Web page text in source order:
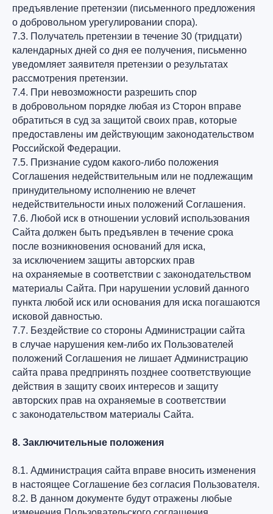
предъявление претензии (письменного предложения
о добровольном урегулировании спора).
7.3. Получатель претензии в течение 30 (тридцати)
календарных дней со дня ее получения, письменно
уведомляет заявителя претензии о результатах
рассмотрения претензии.
7.4. При невозможности разрешить спор
в добровольном порядке любая из Сторон вправе
обратиться в суд за защитой своих прав, которые
предоставлены им действующим законодательством
Российской Федерации.
7.5. Признание судом какого-либо положения
Соглашения недействительным или не подлежащим
принудительному исполнению не влечет
недействительности иных положений Соглашения.
7.6. Любой иск в отношении условий использования
Сайта должен быть предъявлен в течение срока
после возникновения оснований для иска,
за исключением защиты авторских прав
на охраняемые в соответствии с законодательством
материалы Сайта. При нарушении условий данного
пункта любой иск или основания для иска погашаются
исковой давностью.
7.7. Бездействие со стороны Администрации сайта
в случае нарушения кем-либо их Пользователей
положений Соглашения не лишает Администрацию
сайта права предпринять позднее соответствующие
действия в защиту своих интересов и защиту
авторских прав на охраняемые в соответствии
с законодательством материалы Сайта.
8. Заключительные положения
8.1. Администрация сайта вправе вносить изменения
в настоящее Соглашение без согласия Пользователя.
8.2. В данном документе будут отражены любые